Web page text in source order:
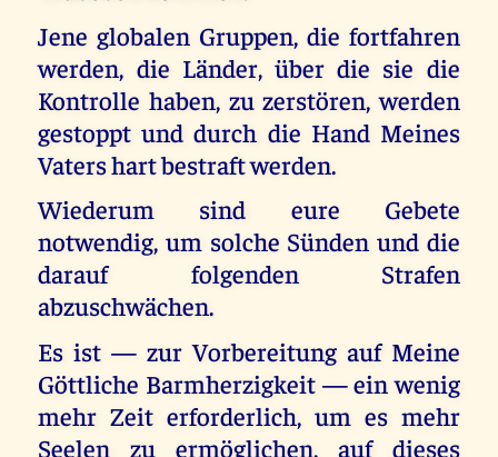
Jene globalen Gruppen, die fortfahren
werden, die Länder, über die sie die
Kontrolle haben, zu zerstören, werden
gestoppt und durch die Hand Meines
Vaters hart bestraft werden.
Wiederum sind eure Gebete
notwendig, um solche Sünden und die
darauf folgenden Strafen
abzuschwächen.
Es ist — zur Vorbereitung auf Meine
Göttliche Barmherzigkeit — ein wenig
mehr Zeit erforderlich, um es mehr
Seelen zu ermöglichen, auf dieses